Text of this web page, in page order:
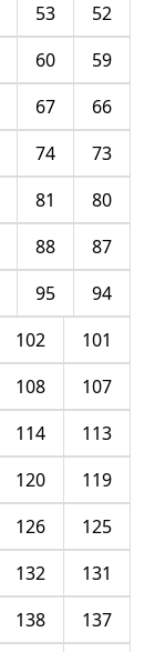
52
53
59
60
66
67
73
74
80
81
87
88
94
95
101
102
107
108
113
114
119
120
125
126
131
132
137
138